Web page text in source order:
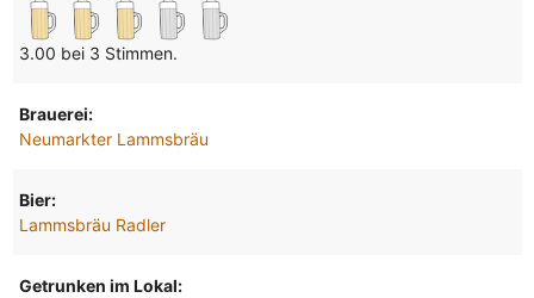
3.00 bei 3 Stimmen.
Brauerei:
Neumarkter Lammsbräu
Bier:
Lammsbräu Radler
Getrunken im Lokal: